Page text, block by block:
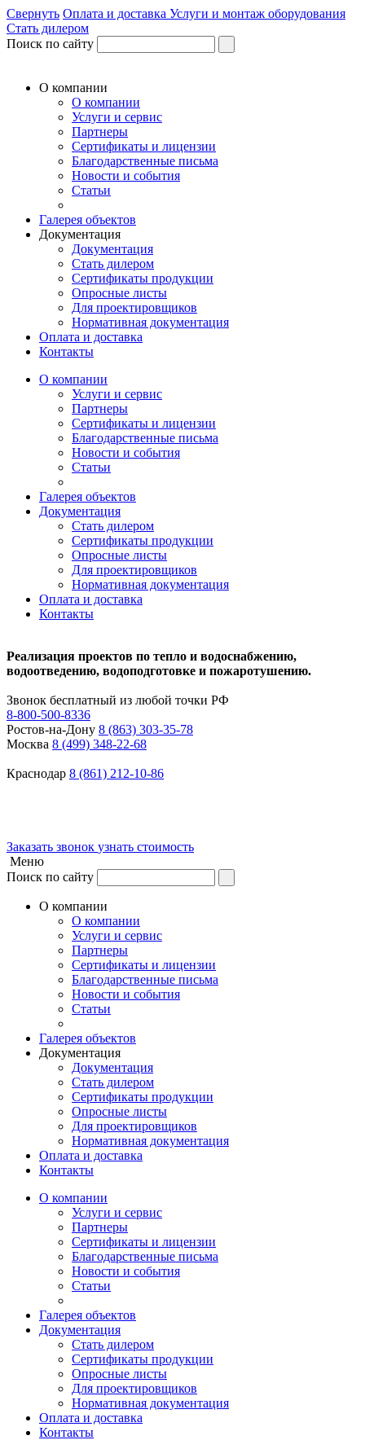
Свернуть Оплата и доставка Услуги и монтаж оборудования
Стать дилером
Поиск по сайту
О компании
О компании
Услуги и сервис
Партнеры
Сертификаты и лицензии
Благодарственные письма
Новости и события
Статьи
Галерея объектов
Документация
Документация
Стать дилером
Сертификаты продукции
Опросные листы
Для проектировщиков
Нормативная документация
Оплата и доставка
Контакты
О компании
Услуги и сервис
Партнеры
Сертификаты и лицензии
Благодарственные письма
Новости и события
Статьи
Галерея объектов
Документация
Стать дилером
Сертификаты продукции
Опросные листы
Для проектировщиков
Нормативная документация
Оплата и доставка
Контакты
Реализация проектов по тепло и водоснабжению,
водоотведению, водоподготовке и пожаротушению.
Звонок бесплатный из любой точки РФ
8-800-500-8336
Ростов-на-Дону 8 (863) 303-35-78
Москва 8 (499) 348-22-68
Краснодар 8 (861) 212-10-86
Заказать звонок узнать стоимость
Меню
Поиск по сайту
О компании
О компании
Услуги и сервис
Партнеры
Сертификаты и лицензии
Благодарственные письма
Новости и события
Статьи
Галерея объектов
Документация
Документация
Стать дилером
Сертификаты продукции
Опросные листы
Для проектировщиков
Нормативная документация
Оплата и доставка
Контакты
О компании
Услуги и сервис
Партнеры
Сертификаты и лицензии
Благодарственные письма
Новости и события
Статьи
Галерея объектов
Документация
Стать дилером
Сертификаты продукции
Опросные листы
Для проектировщиков
Нормативная документация
Оплата и доставка
Контакты